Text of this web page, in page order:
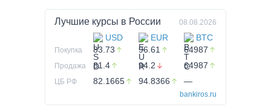
Лучшие курсы в России 08.08.2026
USD EUR BTC
Покупка 83.73 96.61 64987
Продажа 81.4 94.2 64987
ЦБ РФ 82.1665 94.8366 —
bankiros.ru